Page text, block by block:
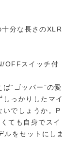
分な長さのXLR
OFFスイッチ付
“ゴッパー”の愛
っかりしたマイ
いでしょうか。P
ても自身でスイ
ルをセットにしま